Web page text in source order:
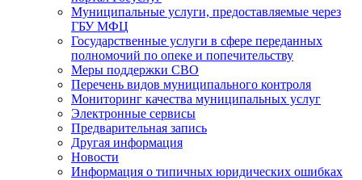
Муниципальные услуги, предоставляемые через
ГБУ МФЦ
Государственные услуги в сфере переданных
полномочий по опеке и попечительству
Меры поддержки СВО
Перечень видов муниципального контроля
Мониторинг качества муниципальных услуг
Электронные сервисы
Предварительная запись
Другая информация
Новости
Информация о типичных юридических ошибках